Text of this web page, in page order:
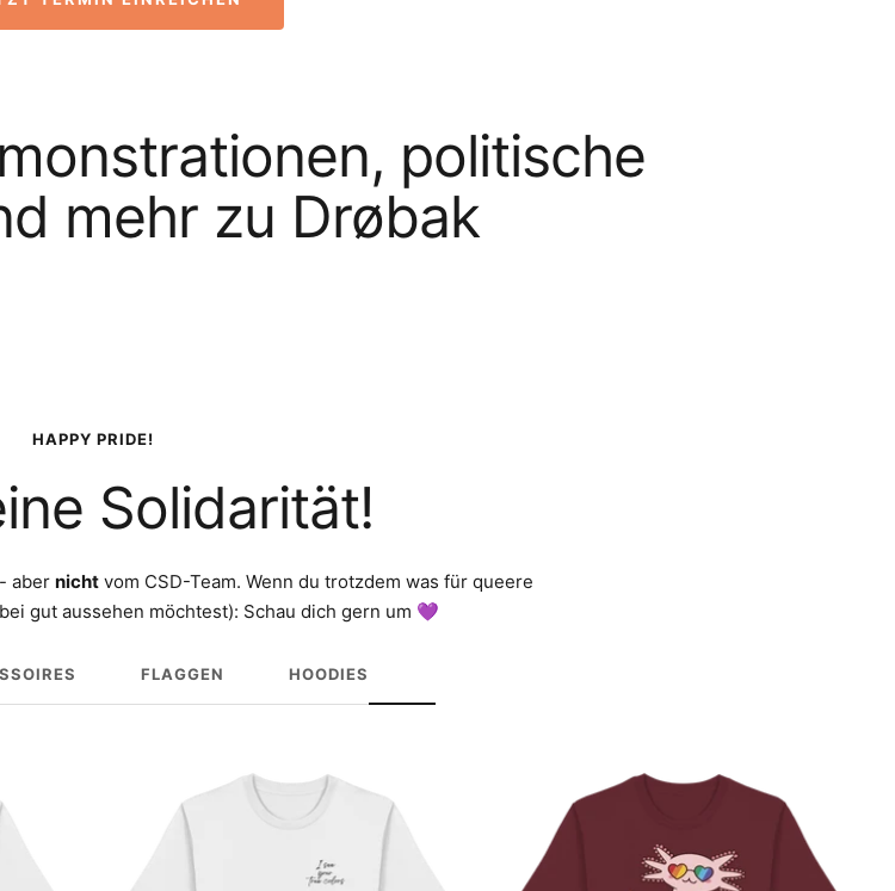
politische
mehr zu Drøbak
HAPPY PRIDE!
Solidarität!
aber nicht vom CSD-Team. Wenn du trotzdem was für queere
gut aussehen möchtest): Schau dich gern um 💜
FLAGGEN HOODIES